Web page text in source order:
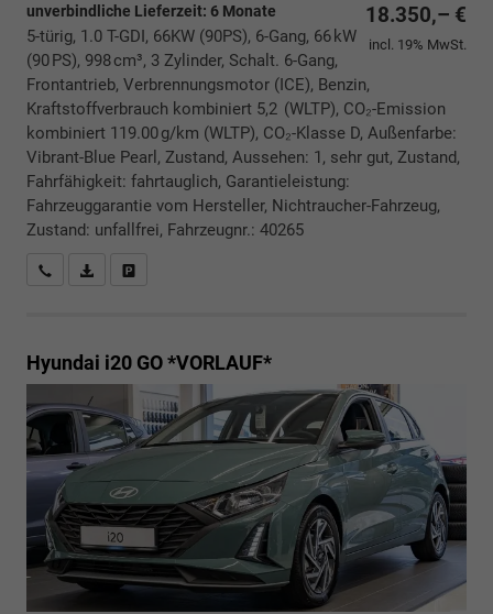
18.350,– €
incl. 19% MwSt.
unverbindliche Lieferzeit: 6 Monate
5-türig, 1.0 T-GDI, 66KW (90PS), 6-Gang, 66 kW
(90 PS), 998 cm³, 3 Zylinder, Schalt. 6-Gang,
Frontantrieb, Verbrennungsmotor (ICE), Benzin,
Kraftstoffverbrauch kombiniert 5,2 (WLTP), CO₂-Emission
kombiniert 119.00 g/km (WLTP), CO₂-Klasse D, Außenfarbe:
Vibrant-Blue Pearl, Zustand, Aussehen: 1, sehr gut, Zustand,
Fahrfähigkeit: fahrtauglich, Garantieleistung:
Fahrzeuggarantie vom Hersteller, Nichtraucher-Fahrzeug,
Zustand: unfallfrei, Fahrzeugnr.: 40265
Rückrufbitte absenden
PDF-Datei, Fahrzeugexposé drucken
Hyundai i20 GO *VORLAUF*